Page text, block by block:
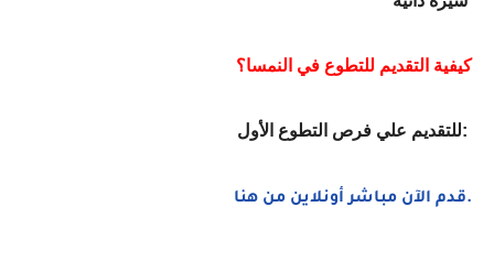
كيفية التقديم للتطوع في النمسا؟
للتقديم علي فرص التطوع الأول:
قدم الآن مباشر أونلاين من هنا.